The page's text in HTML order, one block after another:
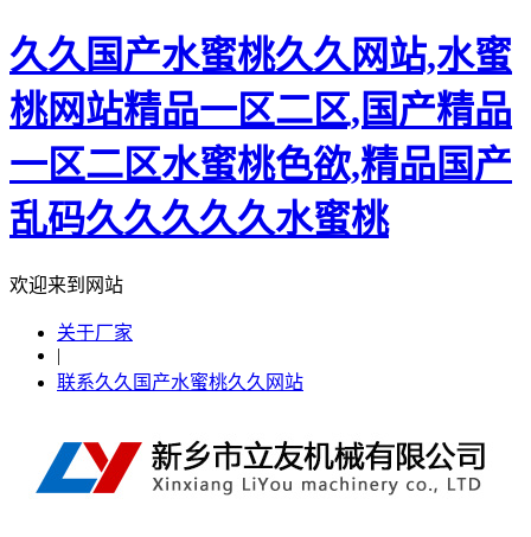
久久国产水蜜桃久久网站,水蜜
桃网站精品一区二区,国产精品
一区二区水蜜桃色欲,精品国产
乱码久久久久久水蜜桃
欢迎来到网站
关于厂家
|
联系久久国产水蜜桃久久网站